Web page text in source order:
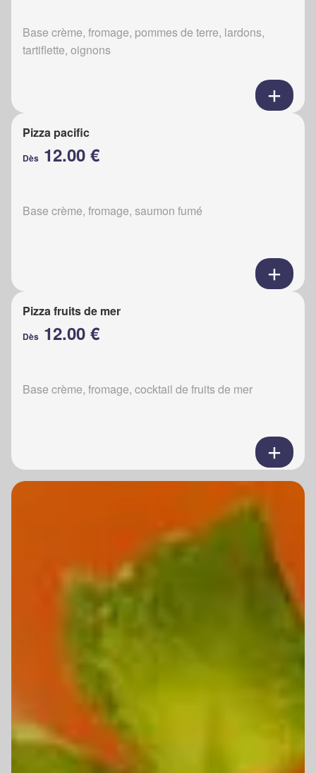
Base crème, fromage, pommes de terre, lardons,
tartiflette, oignons
Pizza pacific
Dès 12.00 €
Base crème, fromage, saumon fumé
Pizza fruits de mer
Dès 12.00 €
Base crème, fromage, cocktail de fruits de mer